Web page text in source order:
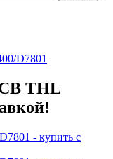
D7801
THL